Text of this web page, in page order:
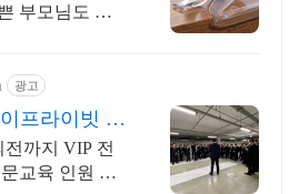
부모님도 손
광고
프라이빗 경
력풀
까지 VIP 전
교육 인원 투